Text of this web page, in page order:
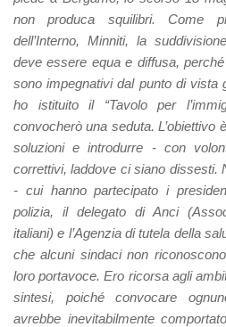
non produca squilibri. Come
dell’Interno, Minniti, la
deve essere equa e diffusa,
sono impegnativi dal punto di vista
ho istituito il “Tavolo per
convocherò una seduta. L’obiettivo
soluzioni e introdurre - con
correttivi, laddove ci siano dissesti.
- cui hanno partecipato i
polizia, il delegato di Anci
italiani) e l’Agenzia di tutela della
che alcuni sindaci non
loro portavoce. Ero ricorsa agli
sintesi, poiché convocare
avrebbe inevitabilmente